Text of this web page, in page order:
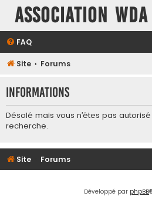
Association WDA
FAQ
Site Forums
Informations
Désolé mais vous n’êtes pas
recherche.
Site Forums
Développé par phpBB